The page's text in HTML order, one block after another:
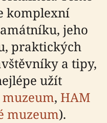
komplexní
jeho
praktických
a tipy,
užít
, HAM
muzeum).